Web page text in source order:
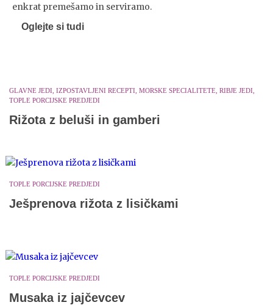
enkrat premešamo in serviramo.
Oglejte si tudi
GLAVNE JEDI, IZPOSTAVLJENI RECEPTI, MORSKE SPECIALITETE, RIBJE JEDI,
TOPLE PORCIJSKE PREDJEDI
Rižota z beluši in gamberi
TOPLE PORCIJSKE PREDJEDI
Ješprenova rižota z lisičkami
TOPLE PORCIJSKE PREDJEDI
Musaka iz jajčevcev